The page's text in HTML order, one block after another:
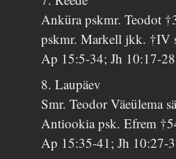
Anküra pskmr. Teodot
pskmr. Markell jkk. †IV
Ap 15:5-34; Jh 10:17-28
8. Laupäev
Smr. Teodor Väeülema
Antiookia psk. Efrem
Ap 15:35-41; Jh 10:27-